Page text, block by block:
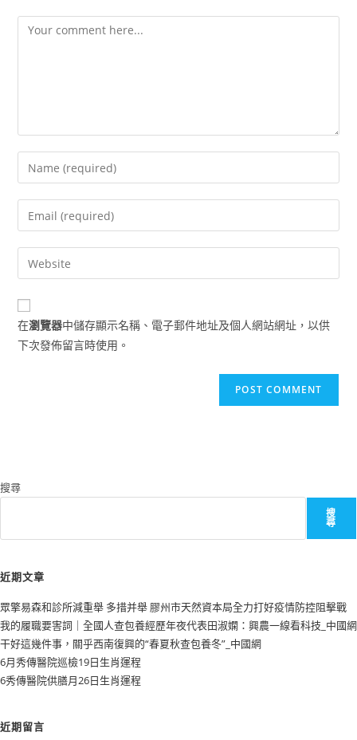
Comment
Enter
your
name
comment
Enter
your
email
address
comment
Enter
your
website
URL
(optional)
在瀏覽器中儲存顯示名稱、電子郵件地址及個人網站網址，以供
下次發佈留言時使用。
搜尋
搜
尋
近期文章
眾擎易森和診所減重舉 多措并舉 膠州市天然資本局全力打好疫情防控阻擊戰
我的履職要害詞｜全國人查包養經歷年夜代表田淑嫻：興農一線看科技_中國網
干好這幾件事，關乎西南復興的“春夏秋查包養冬”_中國網
6月秀傳醫院巡檢19日生肖運程
6秀傳醫院供膳月26日生肖運程
近期留言